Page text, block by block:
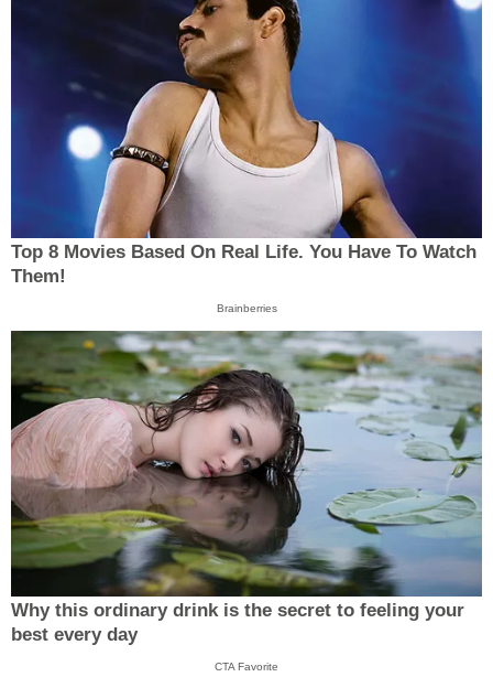
Top 8 Movies Based On Real Life. You Have To Watch
Them!
Brainberries
Why this ordinary drink is the secret to feeling your
best every day
CTA Favorite